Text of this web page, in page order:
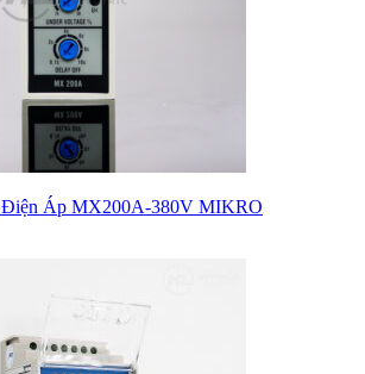
Điện Áp MX200A-380V MIKRO